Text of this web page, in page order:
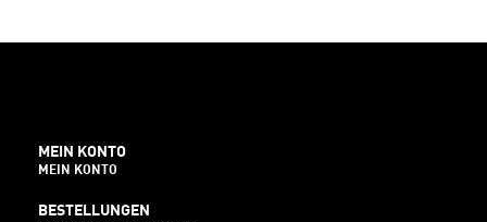
MEIN KONTO
MEIN KONTO
BESTELLUNGEN